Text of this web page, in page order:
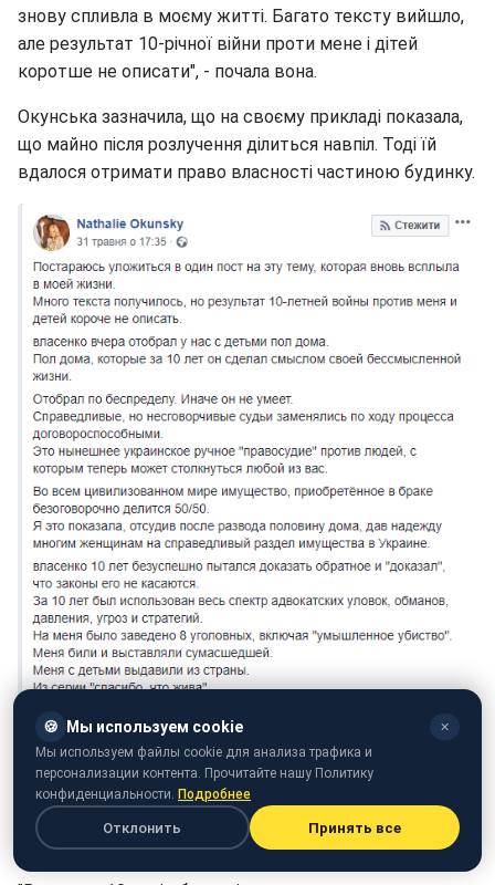
знову спливла в моєму житті. Багато тексту вийшло,
але результат 10-річної війни проти мене і дітей
коротше не описати", - почала вона.
Окунська зазначила, що на своєму прикладі показала,
що майно після розлучення ділиться навпіл. Тоді їй
вдалося отримати право власності частиною будинку.
Скріншот поста (facebook.com/Nathalie Okunsky)
🍪 Мы используем cookie ✕
Мы используем файлы cookie для анализа трафика и
персонализации контента. Прочитайте нашу Политику
конфиденциальности. Подробнее
Отклонить Принять все